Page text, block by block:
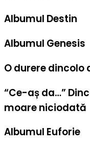
Albumul Destin
Albumul Genesis
O durere dincolo
“Ce-aș da…”
moare niciodată
Albumul Euforie